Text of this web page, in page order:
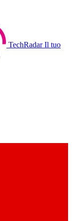
TechRadar Il tuo